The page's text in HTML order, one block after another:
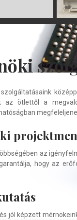
az ötlettől a
az
hogy az
jól képzett